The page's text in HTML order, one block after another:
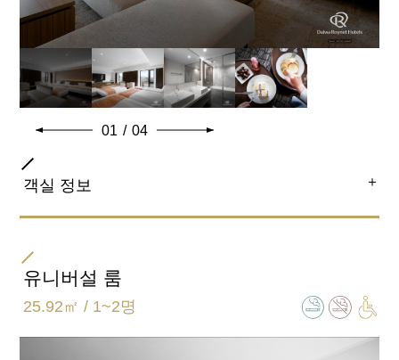
01 / 04
객실 정보 ＋
140cm×203cm 2대 88cm×200cm 2대
유니버설 룸
25.92㎡ / 1~2명